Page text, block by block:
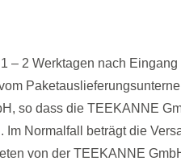
– 2 Werktagen nach
so dass die TEEKANNE
Normalfall beträgt die
von der TEEKANNE